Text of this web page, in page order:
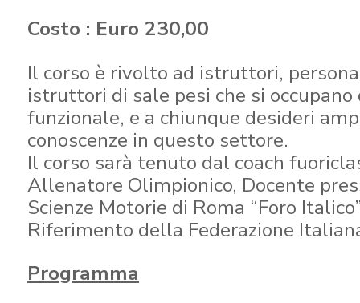
Costo : Euro 230,00
Il corso è rivolto ad istruttori,
istruttori di sale pesi che si
funzionale, e a chiunque desideri
conoscenze in questo settore.
Il corso sarà tenuto dal coach
Allenatore Olimpionico, Docente
Scienze Motorie di Roma “Foro
Riferimento della Federazione
Programma